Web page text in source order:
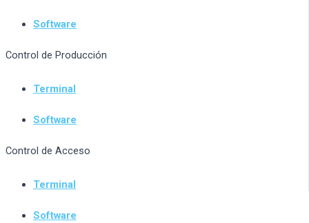
Software
Control de Producción
Terminal
Software
Control de Acceso
Terminal
Software